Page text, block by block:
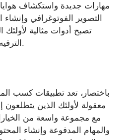
مهارات جديدة واستكشاف
التصوير الفوتوغرافي وإنشاء
تصبح أدوات مثالية لأولئك
الترفيه وفرص الدخل السلبي.
باختصار، تعد تطبيقات كسب
معقولة لأولئك الذين
مع مجموعة واسعة من
والمهام المدفوعة وإنشاء